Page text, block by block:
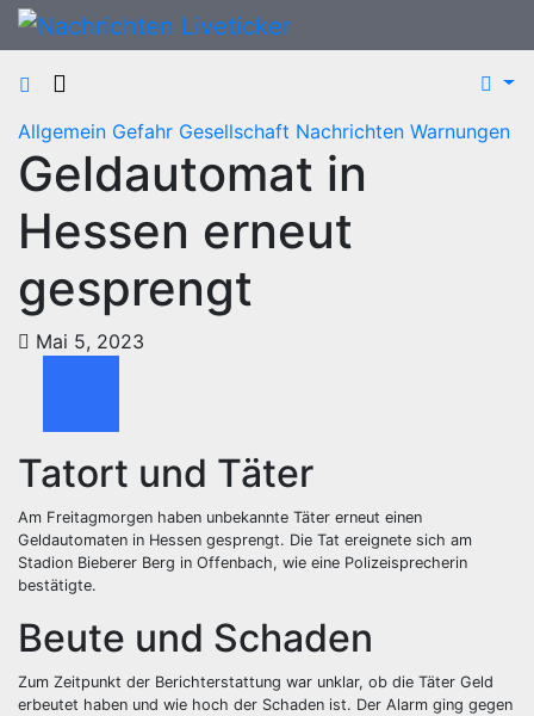
Zum
Inhalt
springen
Allgemein Gefahr Gesellschaft Nachrichten Warnungen
Geldautomat in
Hessen erneut
gesprengt
Mai 5, 2023
Tatort und Täter
Am Freitagmorgen haben unbekannte Täter erneut einen
Geldautomaten in Hessen gesprengt. Die Tat ereignete sich am
Stadion Bieberer Berg in Offenbach, wie eine Polizeisprecherin
bestätigte.
Beute und Schaden
Zum Zeitpunkt der Berichterstattung war unklar, ob die Täter Geld
erbeutet haben und wie hoch der Schaden ist. Der Alarm ging gegen